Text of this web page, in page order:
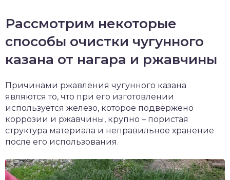
Рассмотрим некоторые
способы очистки чугунного
казана от нагара и ржавчины
Причинами ржавления чугунного казана
являются то, что при его изготовлении
используется железо, которое подвержено
коррозии и ржавчины, крупно – пористая
структура материала и неправильное хранение
после его использования.